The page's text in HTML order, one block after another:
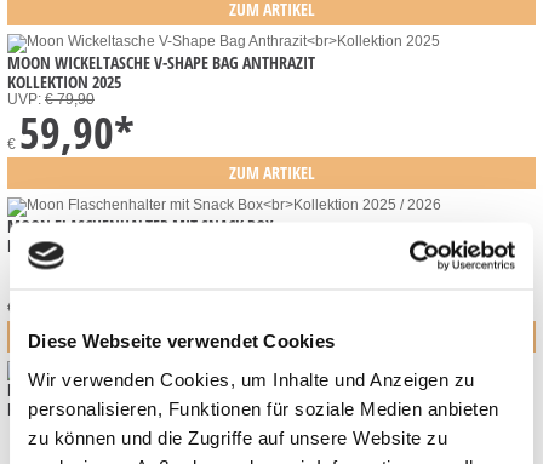
Diese Webseite verwendet Cookies
Wir verwenden Cookies, um Inhalte und Anzeigen zu
personalisieren, Funktionen für soziale Medien anbieten
zu können und die Zugriffe auf unsere Website zu
ZUM ARTIKEL
MOON WICKELTASCHE V-SHAPE BAG ANTHRAZIT
KOLLEKTION 2025
UVP: € 79,90
€ 59,90*
ZUM ARTIKEL
MOON FLASCHENHALTER MIT SNACK BOX
KOLLEKTION 2025 / 2026
€
ZUM ARTIKEL
MOON PREMIUM FUSSSÄCKE
KOLLEKTION 2026